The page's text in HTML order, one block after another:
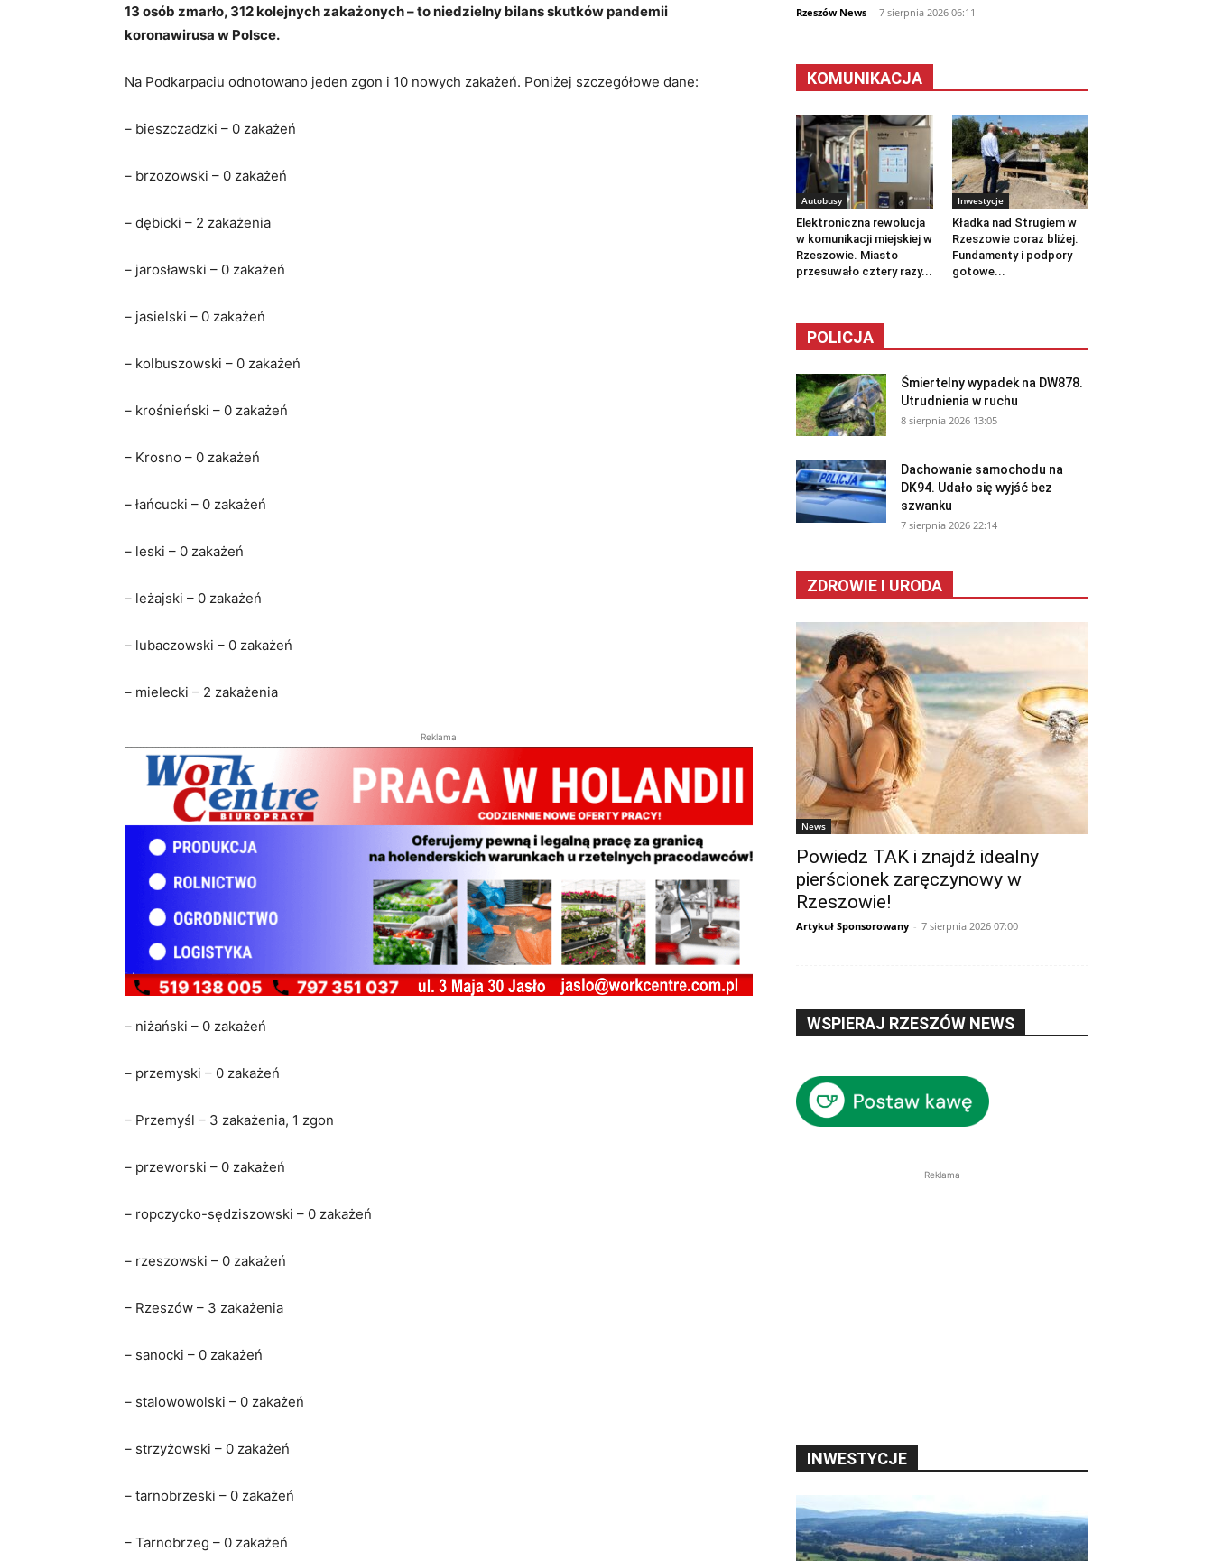
13 osób zmarło, 312 kolejnych zakażonych – to niedzielny bilans skutków pandemii
koronawirusa w Polsce.
Na Podkarpaciu odnotowano jeden zgon i 10 nowych zakażeń. Poniżej szczegółowe dane:
– bieszczadzki – 0 zakażeń
– brzozowski – 0 zakażeń
– dębicki – 2 zakażenia
– jarosławski – 0 zakażeń
– jasielski – 0 zakażeń
– kolbuszowski – 0 zakażeń
– krośnieński – 0 zakażeń
– Krosno – 0 zakażeń
– łańcucki – 0 zakażeń
– leski – 0 zakażeń
– leżajski – 0 zakażeń
– lubaczowski – 0 zakażeń
– mielecki – 2 zakażenia
Reklama
– niżański – 0 zakażeń
– przemyski – 0 zakażeń
– Przemyśl – 3 zakażenia, 1 zgon
– przeworski – 0 zakażeń
– ropczycko-sędziszowski – 0 zakażeń
– rzeszowski – 0 zakażeń
– Rzeszów – 3 zakażenia
– sanocki – 0 zakażeń
– stalowowolski – 0 zakażeń
– strzyżowski – 0 zakażeń
– tarnobrzeski – 0 zakażeń
– Tarnobrzeg – 0 zakażeń
Rzeszów News - 7 sierpnia 2026 06:11
KOMUNIKACJA
Autobusy
Elektroniczna rewolucja
w komunikacji miejskiej w
Rzeszowie. Miasto
przesuwało cztery razy...
Inwestycje
Kładka nad Strugiem w
Rzeszowie coraz bliżej.
Fundamenty i podpory
gotowe...
POLICJA
Śmiertelny wypadek na DW878.
Utrudnienia w ruchu
8 sierpnia 2026 13:05
Dachowanie samochodu na
DK94. Udało się wyjść bez
szwanku
7 sierpnia 2026 22:14
ZDROWIE I URODA
News
Powiedz TAK i znajdź idealny
pierścionek zaręczynowy w
Rzeszowie!
Artykuł Sponsorowany - 7 sierpnia 2026 07:00
WSPIERAJ RZESZÓW NEWS
Reklama
INWESTYCJE